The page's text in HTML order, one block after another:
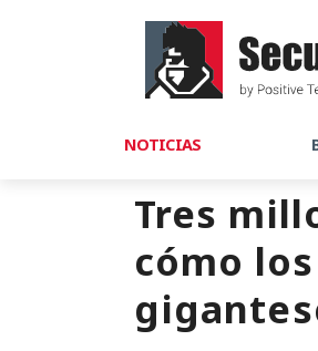
NOTICIAS
Tres
cómo